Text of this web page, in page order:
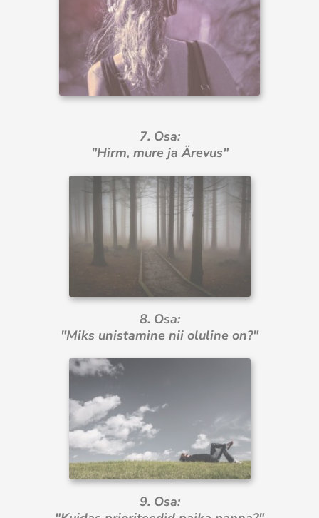
7. Osa:
"Hirm, mure ja Ärevus"
8. Osa:
"Miks unistamine nii oluline on?"
9. Osa: